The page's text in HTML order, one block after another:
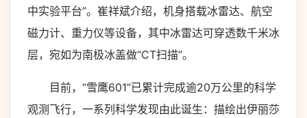
中实验平台”。崔祥斌介绍，机身搭载冰雷达、航空
磁力计、重力仪等设备，其中冰雷达可穿透数千米冰
层，宛如为南极冰盖做“CT扫描”。
目前，“雪鹰601”已累计完成逾20万公里的科学
观测飞行，一系列科学发现由此诞生：描绘出伊丽莎